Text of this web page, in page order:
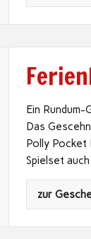
Ein
Das
Polly Pocket
Spielset
zur